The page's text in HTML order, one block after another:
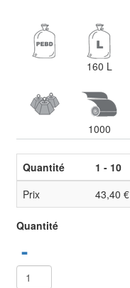
160 L
1000
Quantité 1 - 10
Prix
43,40 €
Quantité
-